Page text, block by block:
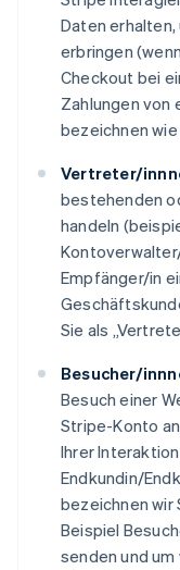
Daten
erbringen
Checkout bei
Zahlungen von
bezeichnen wie
Vertreter/
bestehenden
handeln
Empfänger/in
Sie als
Besucher/
Besuch einer
Stripe-Konto
Ihrer
Endkundin/
bezeichnen wir
Beispiel
senden und